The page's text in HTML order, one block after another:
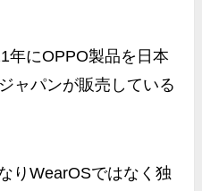
年にOPPO製品を日本
ャパンが販売している
りWearOSではなく独